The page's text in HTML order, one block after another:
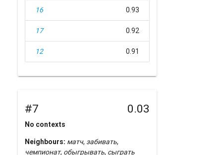
16 0.93
17 0.92
12 0.91
#7 0.03
No contexts
Neighbours: матч, забивать,
чемпионат, обыгрывать, сыграть